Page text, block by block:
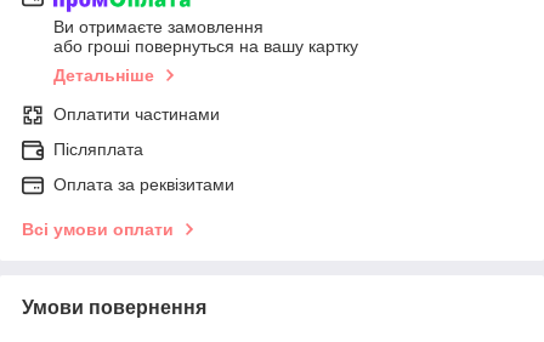
Ви отримаєте замовлення
або гроші повернуться на вашу картку
Детальніше
Оплатити частинами
Післяплата
Оплата за реквізитами
Всі умови оплати
Умови повернення